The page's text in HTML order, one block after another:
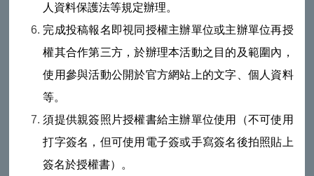
人資料保護法等規定辦理。
完成投稿報名即視同授權主辦單位或主辦單位再授
權其合作第三方，於辦理本活動之目的及範圍內，
使用參與活動公開於官方網站上的文字、個人資料
等。
須提供親簽照片授權書給主辦單位使用（不可使用
打字簽名，但可使用電子簽或手寫簽名後拍照貼上
簽名於授權書）。